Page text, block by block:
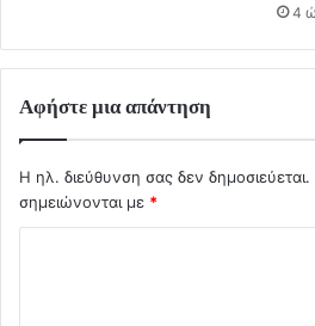
4
Αφήστε μια απάντηση
Η ηλ. διεύθυνση σας δεν δημοσιεύεται.
σημειώνονται με *